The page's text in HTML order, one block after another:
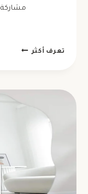
مشاركة
تعرف أكثر ديكورات
فوم
براويز